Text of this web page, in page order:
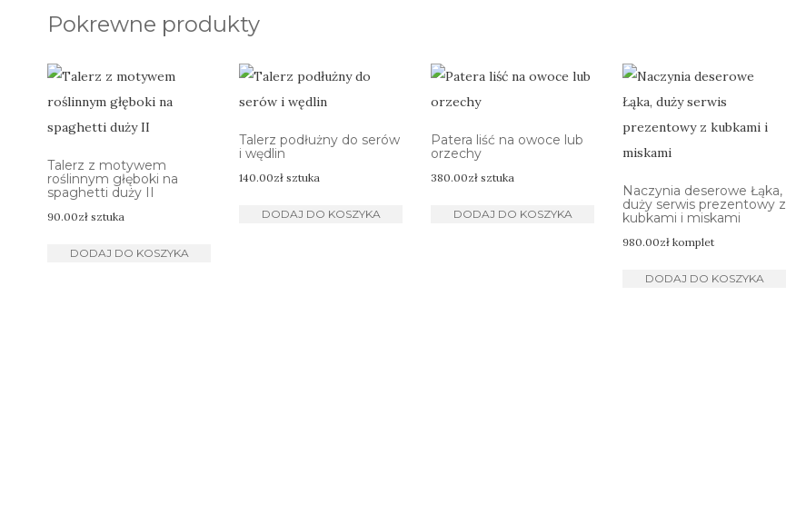
Pokrewne produkty
Talerz z motywem
roślinnym głęboki na
spaghetti duży II
90.00zł sztuka
DODAJ DO KOSZYKA
Talerz podłużny do serów
i wędlin
140.00zł sztuka
DODAJ DO KOSZYKA
Patera liść na owoce lub
orzechy
380.00zł sztuka
DODAJ DO KOSZYKA
Naczynia deserowe Łąka,
duży serwis prezentowy z
kubkami i miskami
980.00zł komplet
DODAJ DO KOSZYKA